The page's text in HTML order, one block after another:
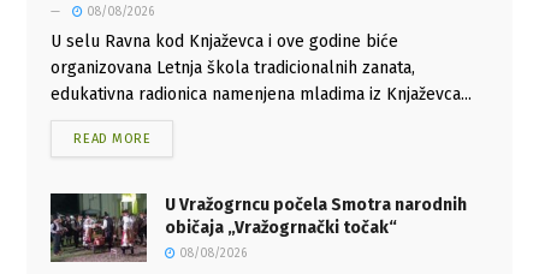
08/08/2026
U selu Ravna kod Knjaževca i ove godine biće
organizovana Letnja škola tradicionalnih zanata,
edukativna radionica namenjena mladima iz Knjaževca...
READ MORE
U Vražogrncu počela Smotra narodnih
običaja „Vražogrnački točak“
08/08/2026